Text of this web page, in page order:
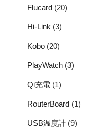
Flucard (20)
Hi-Link (3)
Kobo (20)
PlayWatch (3)
Qi充電 (1)
RouterBoard (1)
USB温度計 (9)